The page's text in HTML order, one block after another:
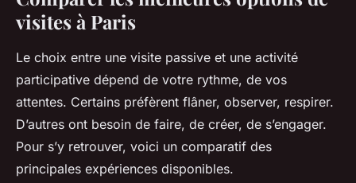
visites à Paris
Le choix entre une visite passive et une activité
participative dépend de votre rythme, de vos
attentes. Certains préfèrent flâner, observer, respirer.
D’autres ont besoin de faire, de créer, de s’engager.
Pour s’y retrouver, voici un comparatif des
principales expériences disponibles.